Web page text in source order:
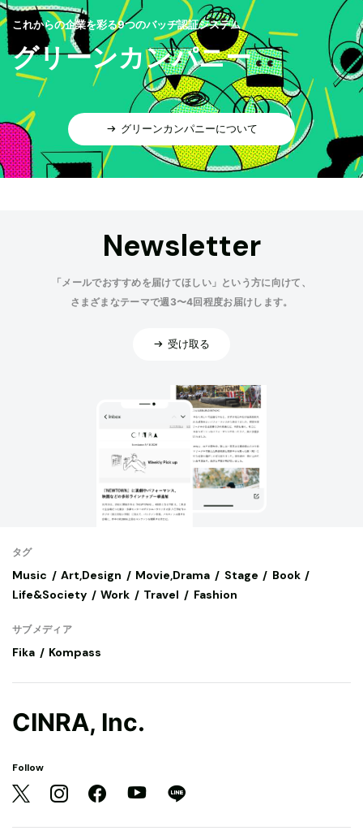
これからの企業を彩る9つのバッヂ認証システム
グリーンカンパニー
グリーンカンパニーについて
Newsletter
「メールでおすすめを届けてほしい」という方に向けて、
さまざまなテーマで週3〜4回程度お届けします。
受け取る
タグ
Music Art,Design Movie,Drama Stage
Book
Life&Society
Work Travel Fashion
サブメディア
Fika Kompass
CINRA, Inc.
Follow